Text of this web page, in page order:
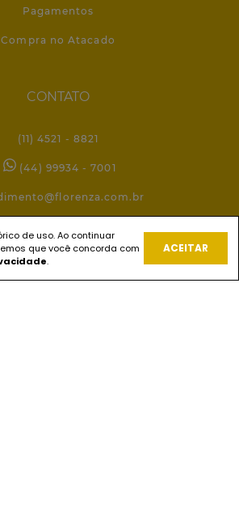
Pagamentos
Compra no Atacado
CONTATO
(11) 4521 - 8821
(44) 99934 - 7001
REDES SOCIAIS
de uso. Ao continuar
que você concorda com
.
ACEITAR